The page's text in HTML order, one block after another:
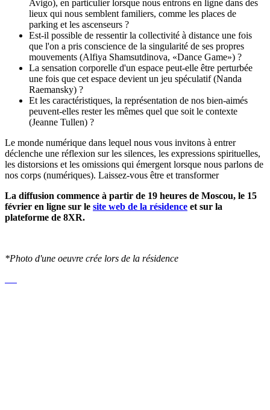
Avigo), en particulier lorsque nous entrons en ligne dans des
lieux qui nous semblent familiers, comme les places de
parking et les ascenseurs ?
Est-il possible de ressentir la collectivité à distance une fois
que l'on a pris conscience de la singularité de ses propres
mouvements (Alfiya Shamsutdinova, «Dance Game») ?
La sensation corporelle d'un espace peut-elle être perturbée
une fois que cet espace devient un jeu spéculatif (Nanda
Raemansky) ?
Et les caractéristiques, la représentation de nos bien-aimés
peuvent-elles rester les mêmes quel que soit le contexte
(Jeanne Tullen) ?
Le monde numérique dans lequel nous vous invitons à entrer
déclenche une réflexion sur les silences, les expressions spirituelles,
les distorsions et les omissions qui émergent lorsque nous parlons de
nos corps (numériques). Laissez-vous être et transformer
La diffusion commence à partir de 19 heures de Moscou, le 15
février en ligne sur le site web de la résidence et sur la
plateforme de 8XR.
*Photo d'une oeuvre crée lors de la résidence